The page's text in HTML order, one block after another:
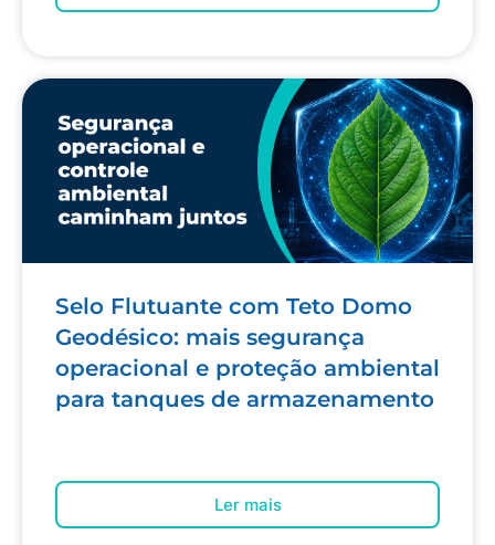
Selo Flutuante com Teto Domo
Geodésico: mais segurança
operacional e proteção ambiental
para tanques de armazenamento
Ler mais